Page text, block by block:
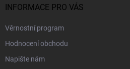
INFORMACE PRO VÁS
Věrnostní program
Hodnocení obchodu
Napište nám